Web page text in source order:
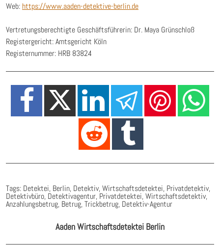
Web: https://www.aaden-detektive-berlin.de
Vertretungsberechtigte Geschäftsführerin: Dr. Maya Grünschloß
Registergericht: Amtsgericht Köln
Registernummer: HRB 83824
Tags: Detektei, Berlin, Detektiv, Wirtschaftsdetektei, Privatdetektiv,
Detektivbüro, Detektivagentur, Privatdetektei, Wirtschaftsdetektiv,
Anzahlungsbetrug, Betrug, Trickbetrug, Detektiv-Agentur
Aaden Wirtschaftsdetektei Berlin